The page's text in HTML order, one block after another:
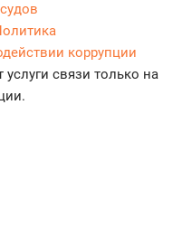
коррупции
связи только на